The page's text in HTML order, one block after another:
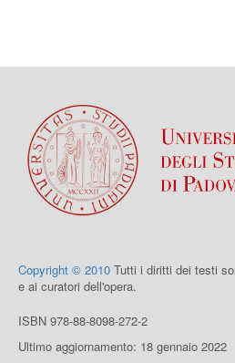
Copyright © 2010 Tutti i diritti dei testi
e ai curatori dell'opera.
ISBN 978-88-8098-272-2
Ultimo aggiornamento: 18 gennaio 2022